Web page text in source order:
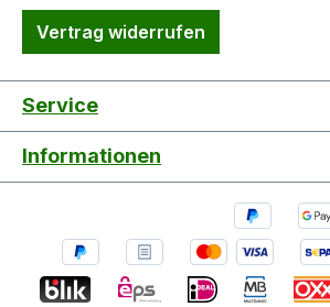
Vertrag widerrufen
Service
Informationen